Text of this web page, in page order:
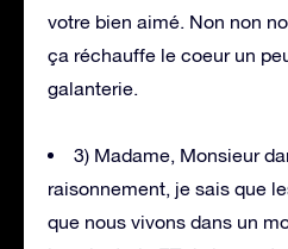
votre bien aimé. Non non
ça réchauffe le coeur un
galanterie.
3) Madame, Monsieur
raisonnement, je sais que
que nous vivons dans un